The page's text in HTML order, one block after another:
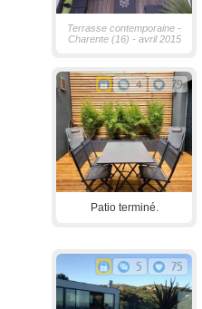
Terrasse contemporaine -
Charente (16) - avril 2015
4 79
Patio terminé.
5 75